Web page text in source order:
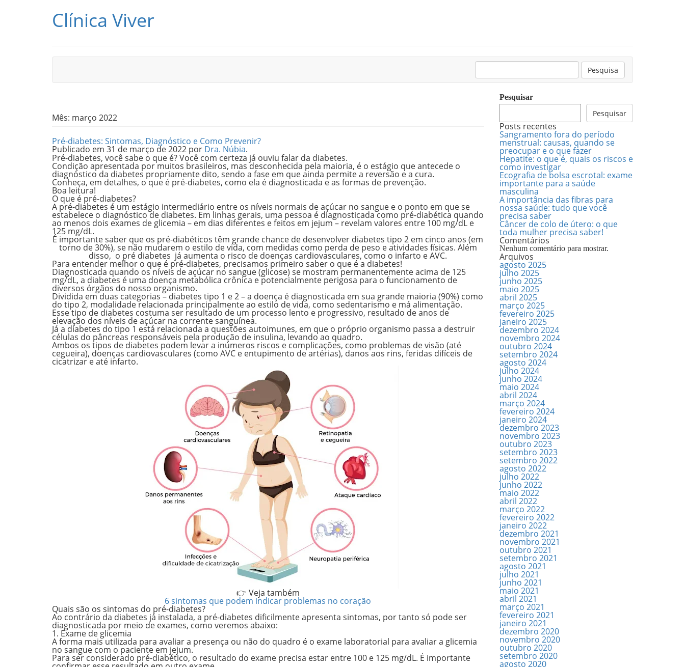
Pular para o conteúdo
Clínica Viver
Pesquisar:
Pesquisa
Mês: março 2022
Pré-diabetes: Sintomas, Diagnóstico e Como Prevenir?
Publicado em 31 de março de 2022 por Dra. Núbia.
Pré-diabetes, você sabe o que é?Você com certeza já ouviu falar da diabetes.
Condição apresentada por muitos brasileiros, mas desconhecida pela maioria, é o estágio que antecede o
diagnóstico da diabetes propriamente dito, sendo a fase em que ainda permite a reversão e a cura.
Conheça, em detalhes, o que é pré-diabetes, como ela é diagnosticada e as formas de prevenção.
Boa leitura!
O que é pré-diabetes?
A pré-diabetes é um estágio intermediário entre os níveis normais de açúcar no sangue e o ponto em que se
estabelece o diagnóstico de diabetes. Em linhas gerais, uma pessoa é diagnosticada como pré-diabética quando
ao menos dois exames de glicemia – em dias diferentes e feitos em jejum – revelam valores entre 100 mg/dL e
125 mg/dL.
É importante saber que os pré-diabéticos têm grande chance de desenvolver diabetes tipo 2 em cinco anos (em
torno de 30%), se não mudarem o estilo de vida, com medidas como perda de peso e atividades físicas. Além
disso, o pré diabetes já aumenta o risco de doenças cardiovasculares, como o infarto e AVC.
Para entender melhor o que é pré-diabetes, precisamos primeiro saber o que é a diabetes!
Diagnosticada quando os níveis de açúcar no sangue (glicose) se mostram permanentementeacima de 125
mg/dL, a diabetes é uma doença metabólica crônica e potencialmente perigosa para o funcionamento de
diversos órgãos do nosso organismo.
Dividida em duas categorias – diabetes tipo 1 e 2 – a doença é diagnosticada em sua grande maioria (90%) como
do tipo 2, modalidade relacionada principalmente ao estilo de vida, como sedentarismo e má alimentação.
Esse tipo de diabetes costuma ser resultado de um processo lento e progressivo, resultado de anos de
elevação dos níveis de açúcar na corrente sanguínea.
Já a diabetes do tipo 1 está relacionada a questões autoimunes, em que o próprio organismo passa a destruir
células do pâncreas responsáveis pela produção de insulina, levando ao quadro.
Ambos os tipos de diabetes podem levar a inúmeros riscos e complicações, como problemas de visão (até
cegueira), doenças cardiovasculares (como AVC e entupimento de artérias), danos aos rins, feridas difíceis de
cicatrizar e até infarto.
👉 Veja também
6 sintomas que podem indicar problemas no coração
Quais são os sintomas do pré-diabetes?
Ao contrário da diabetes já instalada, a pré-diabetes dificilmente apresenta sintomas, por tanto só pode ser
diagnosticada por meio de exames, como veremos abaixo:
1. Exame de glicemia
A forma mais utilizada para avaliar a presença ou não do quadro é o exame laboratorial para avaliar a glicemia
no sangue com o paciente em jejum.
Para ser considerado pré-diabético, o resultado do exame precisa estar entre 100 e 125 mg/dL. É importante
Pesquisar
Pesquisar
Posts recentes
Sangramento fora do período
menstrual: causas, quando se
preocupar e o que fazer
Hepatite: o que é, quais os riscos e
como investigar
Ecografia de bolsa escrotal: exame
importante para a saúde
masculina
A importância das fibras para
nossa saúde: tudo que você
precisa saber
Câncer de colo de útero: o que
toda mulher precisa saber!
Comentários
Nenhum comentário para mostrar.
Arquivos
agosto 2025
julho 2025
junho 2025
maio 2025
abril 2025
março 2025
fevereiro 2025
janeiro 2025
dezembro 2024
novembro 2024
outubro 2024
setembro 2024
agosto 2024
julho 2024
junho 2024
maio 2024
abril 2024
março 2024
fevereiro 2024
janeiro 2024
dezembro 2023
novembro 2023
outubro 2023
setembro 2023
setembro 2022
agosto 2022
julho 2022
junho 2022
maio 2022
abril 2022
março 2022
fevereiro 2022
janeiro 2022
dezembro 2021
novembro 2021
outubro 2021
setembro 2021
agosto 2021
julho 2021
junho 2021
maio 2021
abril 2021
março 2021
fevereiro 2021
janeiro 2021
dezembro 2020
novembro 2020
outubro 2020
setembro 2020
agosto 2020